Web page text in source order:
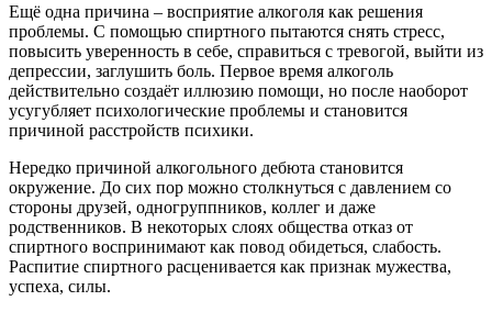
Ещё одна причина – восприятие алкоголя как решения
проблемы. С помощью спиртного пытаются снять стресс,
повысить уверенность в себе, справиться с тревогой, выйти из
депрессии, заглушить боль. Первое время алкоголь
действительно создаёт иллюзию помощи, но после наоборот
усугубляет психологические проблемы и становится
причиной расстройств психики.
Нередко причиной алкогольного дебюта становится
окружение. До сих пор можно столкнуться с давлением со
стороны друзей, одногруппников, коллег и даже
родственников. В некоторых слоях общества отказ от
спиртного воспринимают как повод обидеться, слабость.
Распитие спиртного расценивается как признак мужества,
успеха, силы.